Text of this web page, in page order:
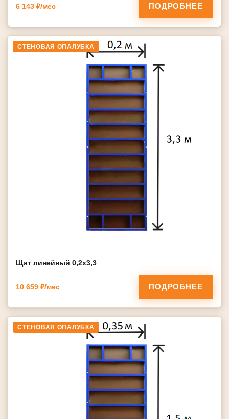
6 143 ₽/мес ПОДРОБНЕЕ
СТЕНОВАЯ ОПАЛУБКА
Щит линейный 0,2х3,3
10 659 ₽/мес ПОДРОБНЕЕ
СТЕНОВАЯ ОПАЛУБКА